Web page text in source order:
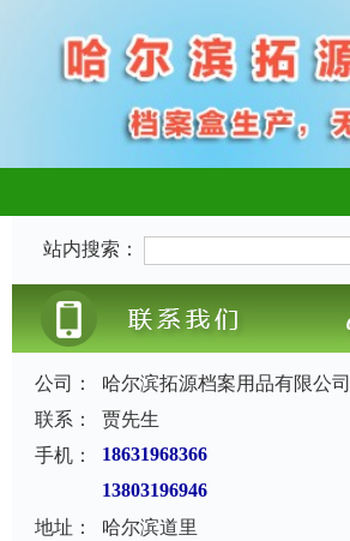
站内搜索：
公司：
哈尔滨拓源档案用品有限公司
联系：
贾先生
手机：
18631968366
13803196946
地址：
哈尔滨道里